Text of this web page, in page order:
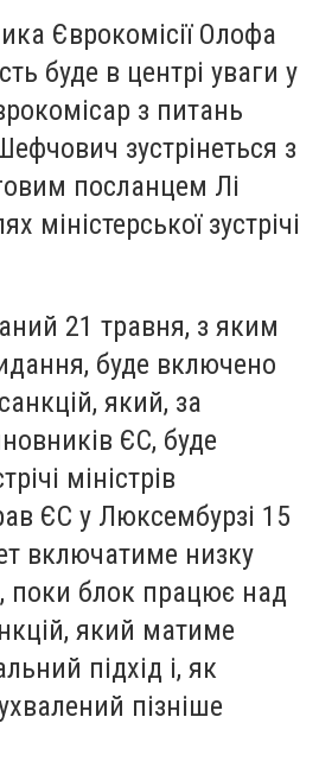
Єврокомісії Олофа
буде в центрі уваги у
з питань
зустрінеться з
посланцем Лі
міністерської зустрічі
21 травня, з яким
буде включено
який, за
ЄС, буде
міністрів
ЄС у Люксембурзі 15
включатиме низку
поки блок працює над
який матиме
підхід і, як
пізніше